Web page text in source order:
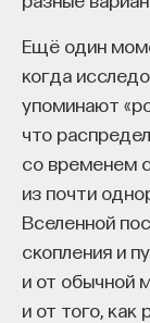
Ещё один
когда
упоминают
что
со временем
из почти
Вселенной
скопления и
и от обычной
и от того,
11/24/
НАД